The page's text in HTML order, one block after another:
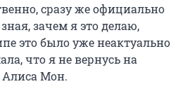
сразу же официально
зачем я это делаю,
это было уже неактуально
что я не вернусь на
Алиса Мон.